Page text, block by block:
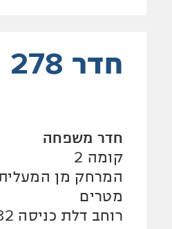
חדר 278
חדר משפחה
קומה 2
מטרים
רוחב דלת כניסה 82 ס"מ